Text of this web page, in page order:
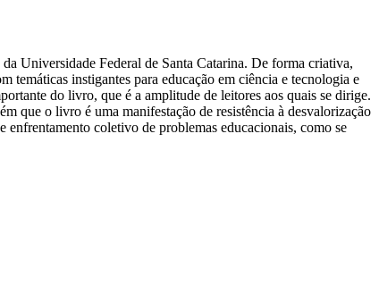
Universidade Federal de Santa Catarina. De forma criativa,
temáticas instigantes para educação em ciência e tecnologia e
do livro, que é a amplitude de leitores aos quais se dirige.
que o livro é uma manifestação de resistência à desvalorização
enfrentamento coletivo de problemas educacionais, como se